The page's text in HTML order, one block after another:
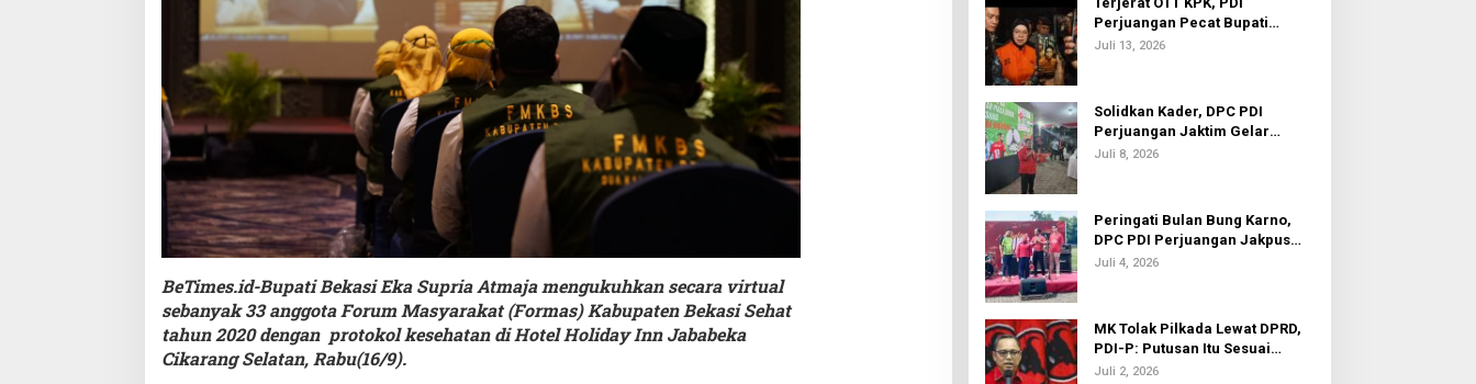
BeTimes.id-Bupati Bekasi Eka Supria Atmaja mengukuhkan secara virtual
sebanyak 33 anggota Forum Masyarakat (Formas) Kabupaten Bekasi Sehat
tahun 2020 dengan protokol kesehatan di Hotel Holiday Inn Jababeka
Cikarang Selatan, Rabu(16/9).
Perjuangan Pecat Bupati
Sukoharjo Etik Suryani
Juli 13, 2026
Solidkan Kader, DPC PDI
Perjuangan Jaktim Gelar
Nobar Piala Dunia 2026
Juli 8, 2026
Peringati Bulan Bung Karno,
DPC PDI Perjuangan Jakpus
Gelar Turnamen Sepak Bola U-
Juli 4, 2026
MK Tolak Pilkada Lewat DPRD,
PDI-P: Putusan Itu Sesuai
dengan Semangat Reformasi
Juli 2, 2026